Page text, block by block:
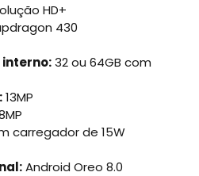
HD+
430
32 ou 64GB com
13MP
carregador de 15W
Android Oreo 8.0